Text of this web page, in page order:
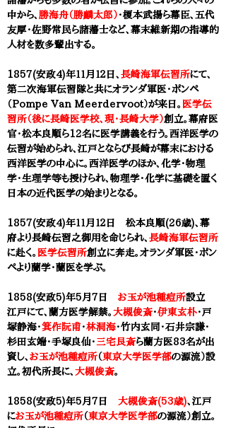
中から、 勝海舟（勝麟太郎） ・榎本武揚ら幕臣、五代
友厚・佐野常民ら諸藩士など、幕末維新期の指導的
人材を数多輩出する。
1857(安政4)年１１月１２日、 長崎海軍伝習所にて、
第二次海軍伝習隊と共にオランダ軍医・ポンペ
（Pompe Van Meerdervoot）が来日。 医学伝
習所（後に長崎医学校、現・長崎大学）創立。幕府医
官・松本良順ら12名に医学講義を行う。西洋医学の
伝習が始められ、江戸とならび長崎が幕末における
西洋医学の中心に。西洋医学のほか、化学・物理
学・生理学等も授けられ、物理学・化学に基礎を置く
日本の近代医学の始まりとなる。
1857(安政4)年１１月１２日 松本良順(26歳)、幕
府より長崎伝習之御用を命じられ、 長崎海軍伝習所
に赴く。 医学伝習所創立に奔走。オランダ軍医・ポン
ペより蘭学・蘭医を学ぶ。
1858(安政5)年5月7日 お玉が池種痘所設立
江戸にて、蘭方医学解禁。 大槻俊斎・伊東玄朴・戸
塚静海・箕作阮甫・林洞海・竹内玄同・石井宗謙・
杉田玄端・手塚良仙・ 三宅艮斎ら蘭方医83名が出
資し、 お玉が池種痘所（東京大学医学部の源流）設
立。初代所長に、 大槻俊斎。
1858(安政5)年5月7日 大槻俊斎(53歳)、江戸
にお玉が池種痘所（東京大学医学部の源流）創立。